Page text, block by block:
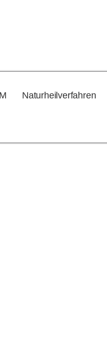
Naturheilverfahren